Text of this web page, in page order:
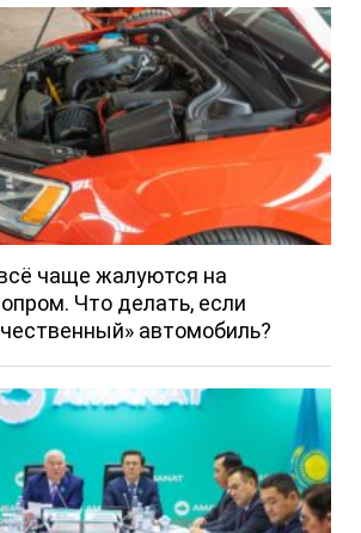
чаще жалуются на
Что делать, если
автомобиль?